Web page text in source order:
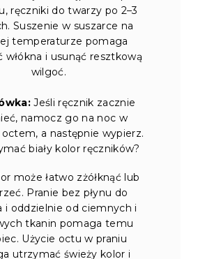
ręczniki do twarzy po 2–3
Suszenie w suszarce na
temperaturze pomaga
włókna i usunąć resztkową
wilgoć.
Jeśli ręcznik zacznie
namocz go na noc w
a następnie wypierz.
biały kolor ręczników?
może łatwo zżółknąć lub
Pranie bez płynu do
i oddzielnie od ciemnych i
tkanin pomaga temu
Użycie octu w praniu
utrzymać świeży kolor i